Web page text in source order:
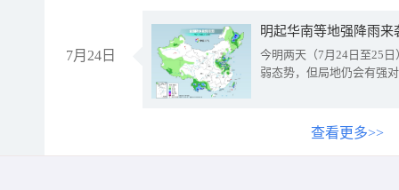
7月24日
明起华南等地强降雨
今明两天（7月24日至25
弱态势，但局地仍会有强
查看更多>>